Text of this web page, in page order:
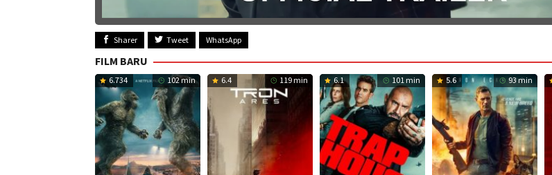
Sharer Tweet WhatsApp
FILM BARU
6.734 102 min 6.4 119 min 6.1 101 min 5.6 93 min